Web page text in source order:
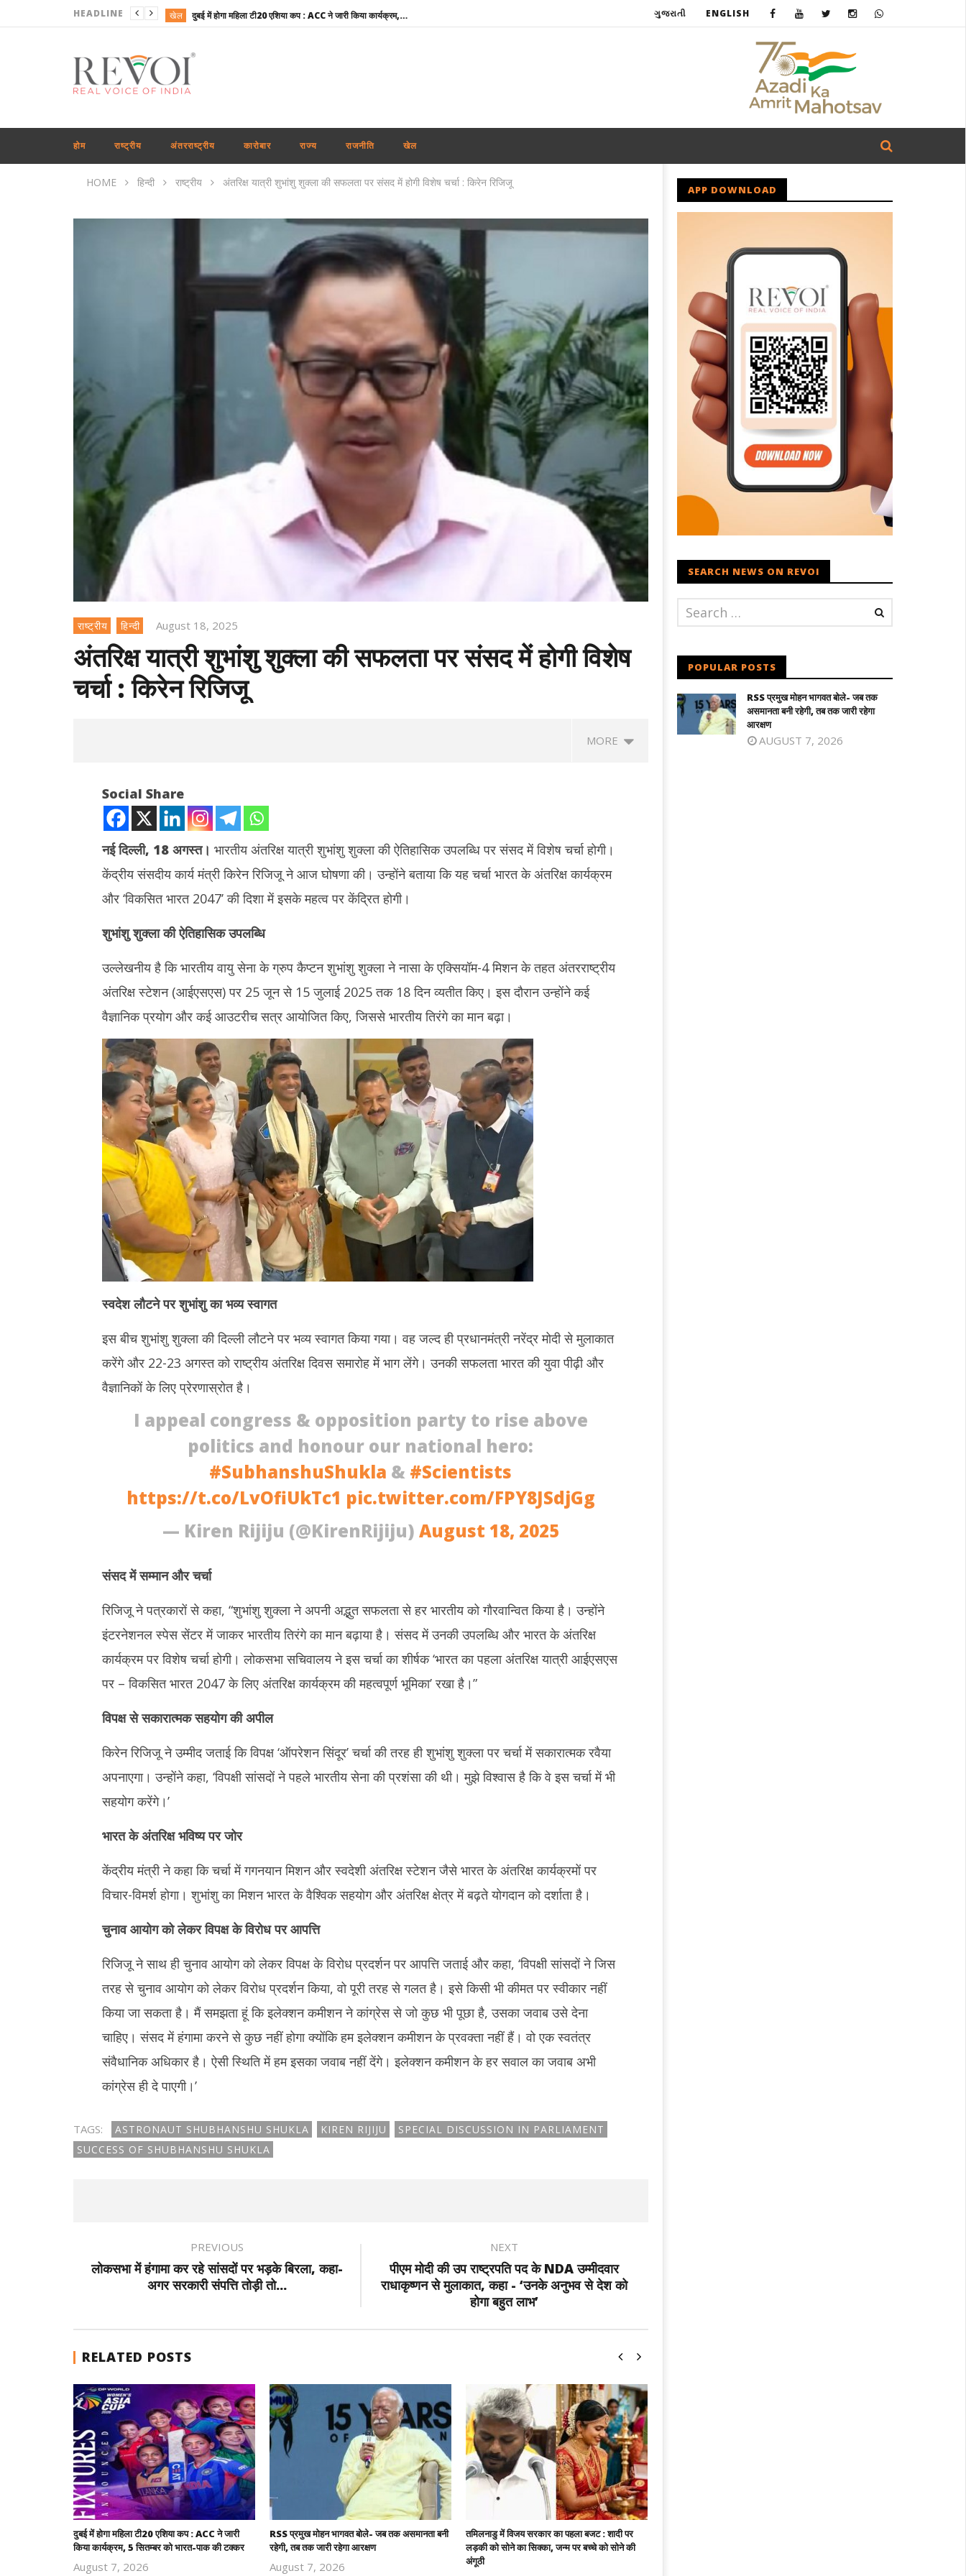
HEADLINE खेल दुबई में होगा महिला टी20 एशिया कप : ACC ने जारी किया कार्यक्रम, 5 सितम्बर को भारत-पाक की टक्कर
राजनीति
उत्तरप्रदेश
राष्ट्रीय अभिजीत दिपके ने लॉन्च किया नया अभियान ‘क्या बोलती पब्लिक’, बोले – शिक्षा कमाई का जरिया नहीं
अपराध रेप कांड : तहलका मैगज़ीन के पूर्व सम्पादक तरुण तेजपाल दोषी करार, बॉम्बे हाई कोर्ट ने सुनाई 10 साल की सजा
कारोबार
राष्ट्रीय ‘विकसित भारत’ विजन को आगे बढ़ाने में प्रादेशिक सेना का योगदान महत्वपूर्ण : राजनाथ सिंह
मोदी कैबिनेट ने GOBARdhan योजना को दी मंजूरी : गोबर व जैविक कचरे से बनेगी स्वच्छ ऊर्जा
दुबई में होगा महिला टी20 एशिया कप : ACC ने जारी किया कार्यक्रम, 5 सितम्बर को भारत-पाक की टक्कर
ગુજરાતી ENGLISH
होम राष्ट्रीय अंतरराष्ट्रीय कारोबार राज्य राजनीति खेल
HOME हिन्दी राष्ट्रीय अंतरिक्ष यात्री शुभांशु शुक्ला की सफलता पर संसद में होगी विशेष चर्चा : किरेन रिजिजू
राष्ट्रीय हिन्दी August 18, 2025
अंतरिक्ष यात्री शुभांशु शुक्ला की सफलता पर संसद में होगी विशेष
चर्चा : किरेन रिजिजू
MORE
NOW VIEWING
में होगी विशेष चर्चा : किरेन रिजिजू
18,
August
18,
2025
18,
Social Share
नई दिल्ली, 18 अगस्त। भारतीय अंतरिक्ष यात्री शुभांशु शुक्ला की ऐतिहासिक उपलब्धि पर संसद में विशेष चर्चा होगी।
केंद्रीय संसदीय कार्य मंत्री किरेन रिजिजू ने आज घोषणा की। उन्होंने बताया कि यह चर्चा भारत के अंतरिक्ष कार्यक्रम
और ‘विकसित भारत 2047’ की दिशा में इसके महत्व पर केंद्रित होगी।
शुभांशु शुक्ला की ऐतिहासिक उपलब्धि
उल्लेखनीय है कि भारतीय वायु सेना के ग्रुप कैप्टन शुभांशु शुक्ला ने नासा के एक्सियॉम-4 मिशन के तहत अंतरराष्ट्रीय
अंतरिक्ष स्टेशन (आईएसएस) पर 25 जून से 15 जुलाई 2025 तक 18 दिन व्यतीत किए। इस दौरान उन्होंने कई
वैज्ञानिक प्रयोग और कई आउटरीच सत्र आयोजित किए, जिससे भारतीय तिरंगे का मान बढ़ा।
स्वदेश लौटने पर शुभांशु का भव्य स्वागत
इस बीच शुभांशु शुक्ला की दिल्ली लौटने पर भव्य स्वागत किया गया। वह जल्द ही प्रधानमंत्री नरेंद्र मोदी से मुलाकात
करेंगे और 22-23 अगस्त को राष्ट्रीय अंतरिक्ष दिवस समारोह में भाग लेंगे। उनकी सफलता भारत की युवा पीढ़ी और
वैज्ञानिकों के लिए प्रेरणास्रोत है।
I appeal congress & opposition party to rise above
politics and honour our national hero:
#SubhanshuShukla & #Scientists
https://t.co/LvOfiUkTc1 pic.twitter.com/FPY8JSdjGg
— Kiren Rijiju (@KirenRijiju) August 18, 2025
संसद में सम्मान और चर्चा
रिजिजू ने पत्रकारों से कहा, “शुभांशु शुक्ला ने अपनी अद्भुत सफलता से हर भारतीय को गौरवान्वित किया है। उन्होंने
इंटरनेशनल स्पेस सेंटर में जाकर भारतीय तिरंगे का मान बढ़ाया है। संसद में उनकी उपलब्धि और भारत के अंतरिक्ष
कार्यक्रम पर विशेष चर्चा होगी। लोकसभा सचिवालय ने इस चर्चा का शीर्षक ‘भारत का पहला अंतरिक्ष यात्री आईएसएस
पर – विकसित भारत 2047 के लिए अंतरिक्ष कार्यक्रम की महत्वपूर्ण भूमिका’ रखा है।”
विपक्ष से सकारात्मक सहयोग की अपील
किरेन रिजिजू ने उम्मीद जताई कि विपक्ष ‘ऑपरेशन सिंदूर’ चर्चा की तरह ही शुभांशु शुक्ला पर चर्चा में सकारात्मक रवैया
अपनाएगा। उन्होंने कहा, ‘विपक्षी सांसदों ने पहले भारतीय सेना की प्रशंसा की थी। मुझे विश्वास है कि वे इस चर्चा में भी
सहयोग करेंगे।’
भारत के अंतरिक्ष भविष्य पर जोर
केंद्रीय मंत्री ने कहा कि चर्चा में गगनयान मिशन और स्वदेशी अंतरिक्ष स्टेशन जैसे भारत के अंतरिक्ष कार्यक्रमों पर
विचार-विमर्श होगा। शुभांशु का मिशन भारत के वैश्विक सहयोग और अंतरिक्ष क्षेत्र में बढ़ते योगदान को दर्शाता है।
चुनाव आयोग को लेकर विपक्ष के विरोध पर आपत्ति
रिजिजू ने साथ ही चुनाव आयोग को लेकर विपक्ष के विरोध प्रदर्शन पर आपत्ति जताई और कहा, ‘विपक्षी सांसदों ने जिस
तरह से चुनाव आयोग को लेकर विरोध प्रदर्शन किया, वो पूरी तरह से गलत है। इसे किसी भी कीमत पर स्वीकार नहीं
किया जा सकता है। मैं समझता हूं कि इलेक्शन कमीशन ने कांग्रेस से जो कुछ भी पूछा है, उसका जवाब उसे देना
चाहिए। संसद में हंगामा करने से कुछ नहीं होगा क्योंकि हम इलेक्शन कमीशन के प्रवक्ता नहीं हैं। वो एक स्वतंत्र
संवैधानिक अधिकार है। ऐसी स्थिति में हम इसका जवाब नहीं देंगे। इलेक्शन कमीशन के हर सवाल का जवाब अभी
कांग्रेस ही दे पाएगी।’
TAGS: ASTRONAUT SHUBHANSHU SHUKLA KIREN RIJIJU
SPECIAL DISCUSSION IN PARLIAMENT
SUCCESS OF SHUBHANSHU SHUKLA
PREVIOUS
लोकसभा में हंगामा कर रहे सांसदों पर भड़के बिरला, कहा-
अगर सरकारी संपत्ति तोड़ी तो...
NEXT
पीएम मोदी की उप राष्ट्रपति पद के NDA उम्मीदवार
राधाकृष्णन से मुलाकात, कहा - ‘उनके अनुभव से देश को
होगा बहुत लाभ’
RELATED POSTS
दुबई में होगा महिला टी20 एशिया कप : ACC ने जारी
किया कार्यक्रम, 5 सितम्बर को भारत-पाक की टक्कर
August 7, 2026
RSS प्रमुख मोहन भागवत बोले- जब तक असमानता बनी
रहेगी, तब तक जारी रहेगा आरक्षण
August 7, 2026
तमिलनाडु में विजय सरकार का पहला बजट : शादी पर
लड़की को सोने का सिक्का, जन्म पर बच्चे को सोने की
अंगूठी
APP DOWNLOAD
SEARCH NEWS ON REVOI
POPULAR POSTS
RSS प्रमुख मोहन भागवत बोले- जब तक
असमानता बनी रहेगी, तब तक जारी रहेगा
आरक्षण
AUGUST 7, 2026